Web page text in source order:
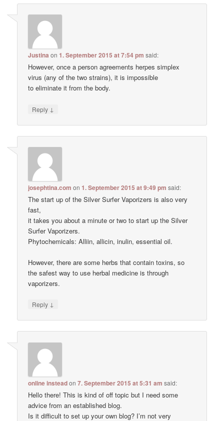
Justina on1. September 2015 at 7:54 pm said:
However, once a person agreements herpes simplex
virus (any of the two strains), it is impossible
to eliminate it from the body.
Reply ↓
josephtina.com on1. September 2015 at 9:49 pm said:
The start up of the Silver Surfer Vaporizers is also very
fast,
it takes you about a minute or two to start up the Silver
Surfer Vaporizers.
Phytochemicals: Alliin, allicin, inulin, essential oil.
However, there are some herbs that contain toxins, so
the safest way to use herbal medicine is through
vaporizers.
Reply ↓
online insteadon7. September 2015 at 5:31 am said:
Hello there! This is kind of off topic but I need some
advice from an established blog.
Is it difficult to set up your own blog? I’m not very